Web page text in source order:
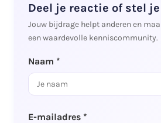
Deel je reactie of stel
Jouw bijdrage helpt anderen en
een waardevolle kenniscommunity.
Naam *
E-mailadres *